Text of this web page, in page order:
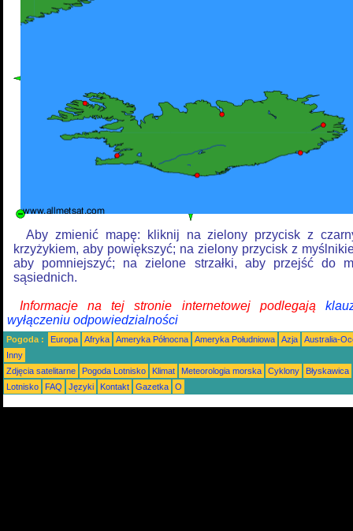
Aby zmienić mapę: kliknij na zielony przycisk z
krzyżykiem, aby powiększyć; na zielony przycisk z
aby pomniejszyć; na zielone strzałki, aby przejść do
sąsiednich.
Informacje na tej stronie internetowej podlegają
wyłączeniu odpowiedzialności
Pogoda : Europa Afryka Ameryka Północna Ameryka Południowa Azja
Australia-
Inny
Zdjęcia satelitarne
Pogoda Lotnisko Klimat Meteorologia morska Cyklony
Błyskawica
Lotnisko
FAQ Języki Kontakt Gazetka O